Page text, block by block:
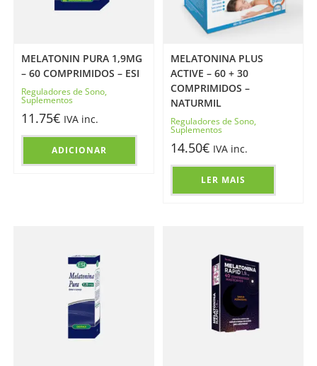
MELATONIN PURA 1,9MG
– 60 COMPRIMIDOS – ESI
Reguladores de Sono,
Suplementos
11.75€ IVA inc.
ADICIONAR
MELATONINA PLUS
ACTIVE – 60 + 30
COMPRIMIDOS –
NATURMIL
Reguladores de Sono,
Suplementos
14.50€ IVA inc.
LER MAIS